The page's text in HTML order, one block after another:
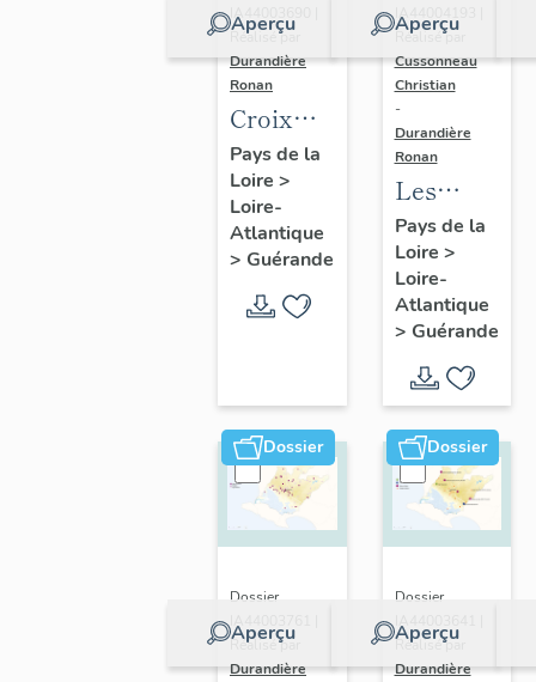
Aperçu
IA44003690 |
Réalisé par
Durandière
Ronan
Croix
monumentales,
croix de
chemin,
calvaires
oratoires
Pays de la
Loire >
Loire-
Atlantique
> Guérande
Aperçu
IA44004193 |
Réalisé par
Cussonneau
Christian
-
Durandière
Ronan
Les
moulins
de
Guérande
Pays de la
Loire >
Loire-
Atlantique
> Guérande
Dossier
Aperçu
Dossier
IA44003761 |
Réalisé par
Durandière
Dossier
Aperçu
Dossier
IA44003641 |
Réalisé par
Durandière